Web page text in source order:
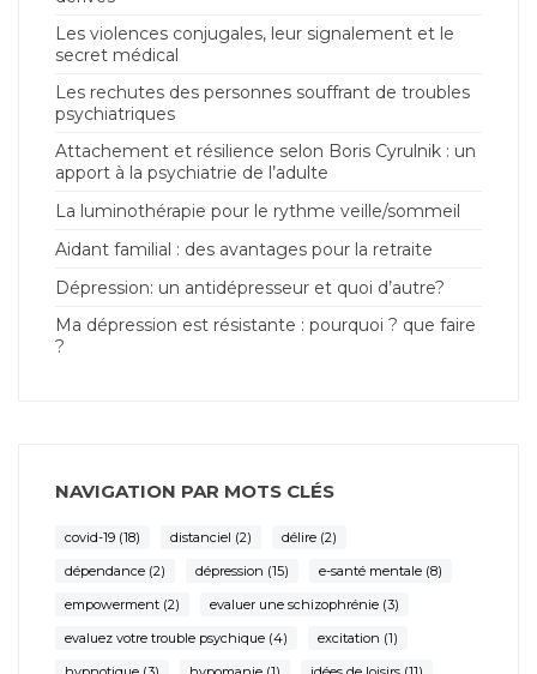
Les violences conjugales, leur signalement et le
secret médical
Les rechutes des personnes souffrant de troubles
psychiatriques
Attachement et résilience selon Boris Cyrulnik : un
apport à la psychiatrie de l’adulte
La luminothérapie pour le rythme veille/sommeil
Aidant familial : des avantages pour la retraite
Dépression: un antidépresseur et quoi d’autre?
Ma dépression est résistante : pourquoi ? que faire
?
NAVIGATION PAR MOTS CLÉS
covid-19 (18) distanciel (2) délire (2)
dépendance (2) dépression (15) e-santé mentale (8)
empowerment (2) evaluer une schizophrénie (3)
evaluez votre trouble psychique (4) excitation (1)